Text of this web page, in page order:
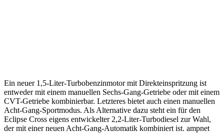
Ein neuer 1,5-Liter-Turbobenzinmotor mit Direkteinspritzung ist
entweder mit einem manuellen Sechs-Gang-Getriebe oder mit einem
CVT-Getriebe kombinierbar. Letzteres bietet auch einen manuellen
Acht-Gang-Sportmodus. Als Alternative dazu steht ein für den
Eclipse Cross eigens entwickelter 2,2-Liter-Turbodiesel zur Wahl,
der mit einer neuen Acht-Gang-Automatik kombiniert ist. ampnet